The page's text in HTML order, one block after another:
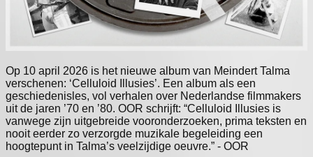
Op 10 april 2026 is het nieuwe album van Meindert Talma
verschenen: ‘Celluloid Illusies’. Een album als een
geschiedenisles, vol verhalen over Nederlandse filmmakers
uit de jaren ’70 en ’80. OOR schrijft: “Celluloid Illusies is
vanwege zijn uitgebreide vooronderzoeken, prima teksten en
nooit eerder zo verzorgde muzikale begeleiding een
hoogtepunt in Talma’s veelzijdige oeuvre.” - OOR